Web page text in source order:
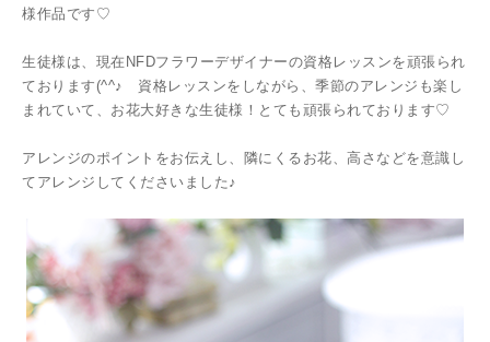
様作品です♡
生徒様は、現在NFDフラワーデザイナーの資格レッスンを頑張られ
ております(^^♪ 資格レッスンをしながら、季節のアレンジも楽し
まれていて、お花大好きな生徒様！とても頑張られております♡
アレンジのポイントをお伝えし、隣にくるお花、高さなどを意識し
てアレンジしてくださいました♪